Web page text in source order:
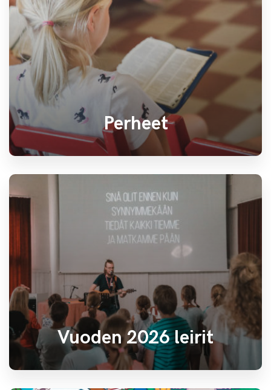
Perheet
Vuoden 2026 leirit